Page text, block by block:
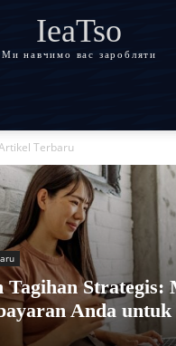
IeaTso
Ми навчимо вас заробляти
Terbaru
Tagihan Strategis:
Anda